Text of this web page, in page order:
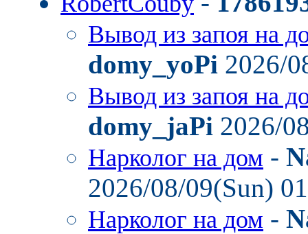
Вывод из запоя на
domy_yoPi 2026/
Вывод из запоя на
domy_jaPi 2026/
Нарколог на дом -
2026/08/09(Sun)
Нарколог на дом -